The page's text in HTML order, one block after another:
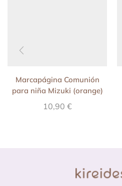
Marcapágina Comunión
para niña Mizuki (orange)
10,90 €